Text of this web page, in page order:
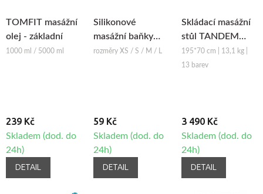
TOMFIT masážní
olej - základní
1000 ml / 5000 ml
239 Kč
Skladem (dod. do
24h)
DETAIL
Silikonové
masážní baňky
Fabulo Bell
rozměry XS / S / M / L
59 Kč
Skladem (dod. do
24h)
DETAIL
Skládací masážní
stůl TANDEM
Basic-2
195*70 cm | 13,1 kg |
13 barev
3 490 Kč
Skladem (dod. do
24h)
DETAIL